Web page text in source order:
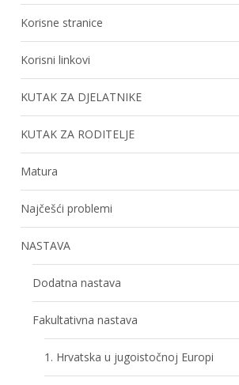
Korisne stranice
Korisni linkovi
KUTAK ZA DJELATNIKE
KUTAK ZA RODITELJE
Matura
Najčešći problemi
NASTAVA
Dodatna nastava
Fakultativna nastava
1. Hrvatska u jugoistočnoj Europi